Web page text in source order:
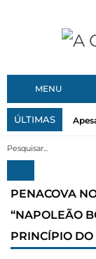
MENU
ÚLTIMAS
PENACOVA
“NAPOLEÃO
PRINCÍPIO DO